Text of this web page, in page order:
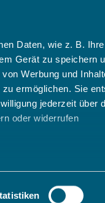
Daten, wie z. B.
Gerät zu speichern
Werbung und
ermöglichen. Sie
jederzeit über
oder widerrufen